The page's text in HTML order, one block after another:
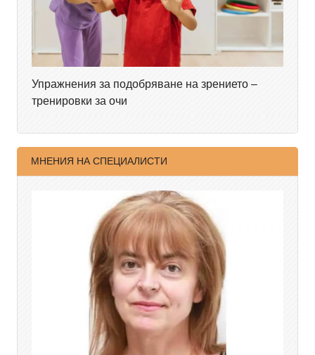
Упражнения за подобряване на зрението –
тренировки за очи
МНЕНИЯ НА СПЕЦИАЛИСТИ